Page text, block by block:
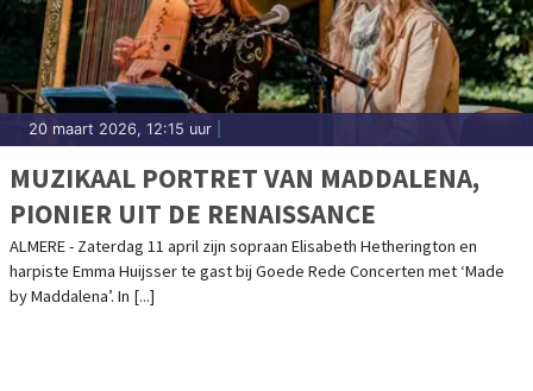
20 maart 2026, 12:15 uur
MUZIKAAL PORTRET VAN MADDALENA,
PIONIER UIT DE RENAISSANCE
ALMERE - Zaterdag 11 april zijn sopraan Elisabeth Hetherington en
harpiste Emma Huijsser te gast bij Goede Rede Concerten met ‘Made
by Maddalena’. In [...]